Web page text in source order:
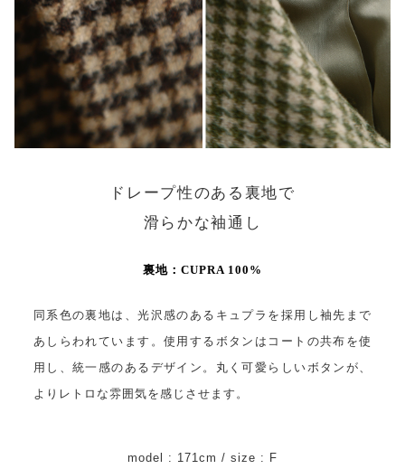
ドレープ性のある裏地で
滑らかな袖通し
裏地：CUPRA 100%
同系色の裏地は、光沢感のあるキュプラを採用し袖先まで
あしらわれています。使用するボタンはコートの共布を使
用し、統一感のあるデザイン。丸く可愛らしいボタンが、
よりレトロな雰囲気を感じさせます。
model : 171cm / size : F